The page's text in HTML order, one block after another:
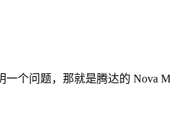
个问题，那就是腾达的 Nova